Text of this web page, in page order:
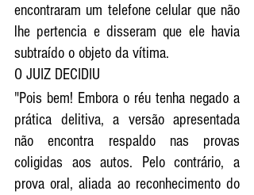
encontraram um telefone celular que não
lhe pertencia e disseram que ele havia
subtraído o objeto da vítima.
O JUIZ DECIDIU
"Pois bem! Embora o réu tenha negado a
prática delitiva, a versão apresentada
não encontra respaldo nas provas
coligidas aos autos. Pelo contrário, a
prova oral, aliada ao reconhecimento do